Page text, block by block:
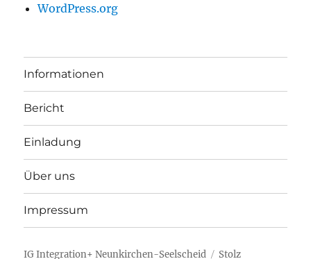
WordPress.org
Informationen
Bericht
Einladung
Über uns
Impressum
IG Integration+ Neunkirchen-Seelscheid Stolz